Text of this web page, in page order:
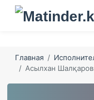
Главная
Асылхан